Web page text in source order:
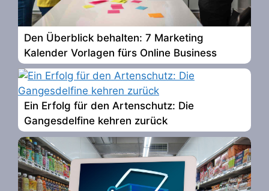
Den Überblick behalten: 7 Marketing
Kalender Vorlagen fürs Online Business
Ein Erfolg für den Artenschutz: Die
Gangesdelfine kehren zurück